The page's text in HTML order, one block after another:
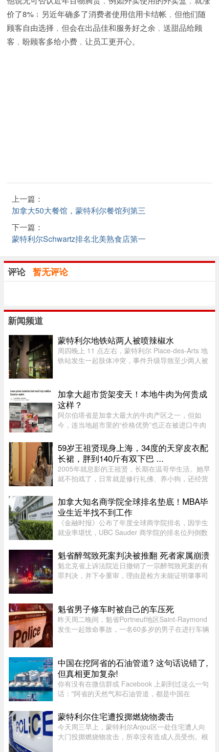
价了8%﹔另近年确多了消费者使用信用卡结帐﹐但他们随
顾客自由选择﹐但会在出品佳和服务好之余﹐送甜品给顾
客﹐盼顾客多给小费﹐让员工更开心。
上一篇：
加拿大50大餐馆，蒙特利尔餐馆列第三
下一篇：
蒙特利尔Schwartz排名北美熟食店第一
评论 暂无评论
新闻频道
蒙特利尔地铁站两人被喷辣椒水
周四晚上 11 点左右，蒙特利尔 Place-des-Arts 地
铁站发生一起肢体冲突，事件升级导致至少两人被
多名乘客。蒙特利尔警方 ...
加拿大超市货架变天！本地牛肉为何贵成
这样？
阿尔伯塔省是加拿大最大的牛肉产区之一，但如
今，连当地超市里的“价格优势”也正在被进口牛肉
亚等国家的牛肉开始大量进入市场，部分产品甚至
比本地同类牛肉每公斤便宜 ...
59岁王祖贤现身上海，34度的天穿皮衣配
长裙，胖到140斤有双下巴 ...
2005年就息影的王祖贤，长期在温哥华生活。她早
就不拍戏了，日常就是修行礼佛、养小狗，还经营
活动。8月5日，网友在上海机场偶遇王祖贤。34度
的天气穿着皮衣外套配长裙 ...
加拿大知名商学院全球排名垫底！MBA毕
业生近半找不到工作
《金融时报》公布了年度全球商学院排名，因学生
就业率堪忧，UBC Sauder 商学院的排名位列倒数
有 53% 的人表示毕业三个月内找到工作。图片：
RICHARD LAM /PNG在今年的 MB ...
魁省醉驾致死案判决被推翻 死者家属崩溃
魁北克省上诉法院近日撤销了一宗醉驾致死案的有
罪判决，并下令重审，理由是检方未能证明肇事司
Yannick Potvin驾驶踏板车行驶在Sai ...
魁省男子修车时被自己的车压死
昨天周二晚间，魁省Portneuf地区Saint-Raymond
发生一起致命事故，一名60多岁的男子在进行车辆
Raymond的rang Sainte-Croix，当时一名 ...
中国在挖阿省的石油管道? 这句话说错了,
但真相更加复杂!
你有没有在微信群或 Facebook 上刷到过这么一句
话："阿省的天然气和石油管道，都是中国在
片，看起来"有图有真相"。那它到底是不是真的？
答案很简单：不准确，甚至可以说 ...
蒙特利尔住宅遭投掷燃烧物袭击
今天周三早上，蒙特利尔Anjou区一处住宅遭人向
大门投掷燃烧物攻击，所幸没有造成人员受伤。根